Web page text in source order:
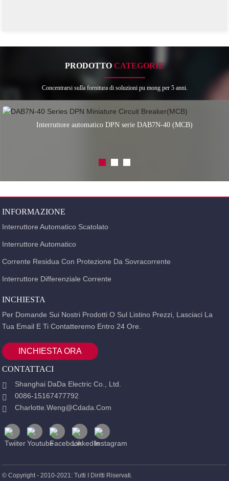
PRODOTTO CATEGORIE
Concentrarsi sulla fornitura di soluzioni pu mong per 5 anni.
Interruttore automatico DPN serie DAB7N-40 (MCB)
INFORMAZIONE
Interruttore Automatico Scatolato
Interruttore Automatico
Corrente Residua Con Protezione Da Sovracorrente
Interruttore Differenziale Corrente
INCHIESTA
Per Domande Sui Nostri Prodotti O Sul Listino Prezzi, Lasciaci La
Tua Email E Ti Contatteremo Entro 24 Ore.
INCHIESTA ORA
CONTATTACI
Shanghai DaDa Electric Co., Ltd.
0086-15167477792
Charlotte.weng@cdada.com
© Copyright - 2010-2021: Tutti I Diritti Riservati.